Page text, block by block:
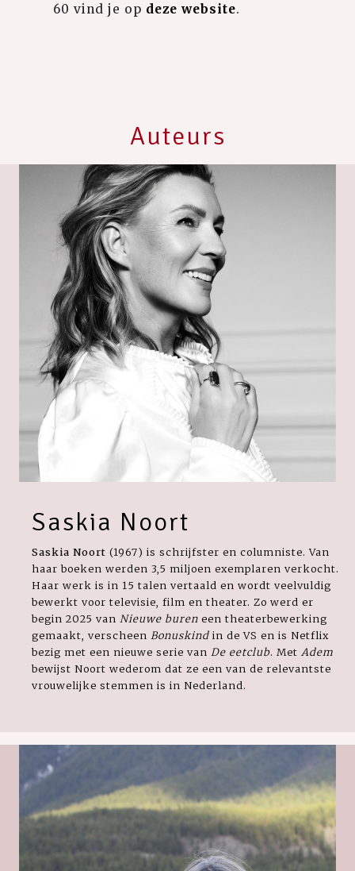
60 vind je op deze website.
Auteurs
Saskia Noort
Saskia Noort (1967) is schrijfster en columniste. Van
haar boeken werden 3,5 miljoen exemplaren verkocht.
Haar werk is in 15 talen vertaald en wordt veelvuldig
bewerkt voor televisie, film en theater. Zo werd er
begin 2025 van Nieuwe buren een theaterbewerking
gemaakt, verscheen Bonuskind in de VS en is Netflix
bezig met een nieuwe serie van De eetclub. Met Adem
bewijst Noort wederom dat ze een van de relevantste
vrouwelijke stemmen is in Nederland.